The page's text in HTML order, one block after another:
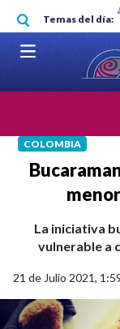
Pasar al contenido
Temas del día:
"HABLAR NO
COLOMBIA
La iniciativa
vulnerable a
21 de Julio 2021,